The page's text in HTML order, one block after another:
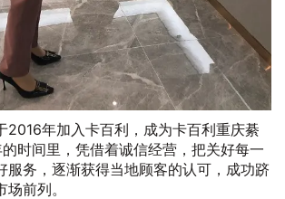
2016年加入卡百利，成为卡百利重庆綦
时间里，凭借着诚信经营，把关好每一
服务，逐渐获得当地顾客的认可，成功跻
前列。